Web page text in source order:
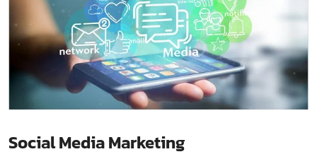
Social Media Marketing